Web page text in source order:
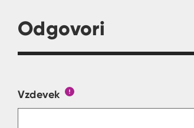
Odgovori
Obrazec, kjer lahko zastaviš vprašanje
Vzdevek